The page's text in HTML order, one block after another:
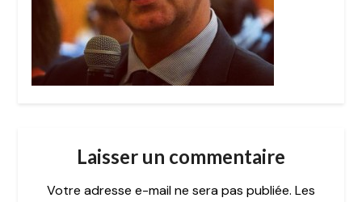
Laisser un commentaire
Votre adresse e-mail ne sera pas publiée. Les